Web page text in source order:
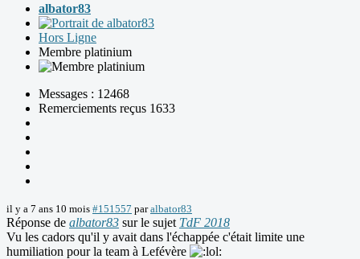
albator83
Hors Ligne
Membre platinium
Messages : 12468
Remerciements reçus 1633
il y a 7 ans 10 mois #151557 paralbator83
Réponse de albator83 sur le sujet TdF 2018
Vu les cadors qu'il y avait dans l'échappée c'était limite une
humiliation pour la team à Lefévère